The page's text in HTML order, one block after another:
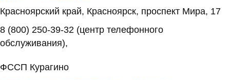
Красноярский край, Красноярск, проспект Мира, 17
8 (800) 250-39-32 (центр телефонного
обслуживания),
ФССП Курагино